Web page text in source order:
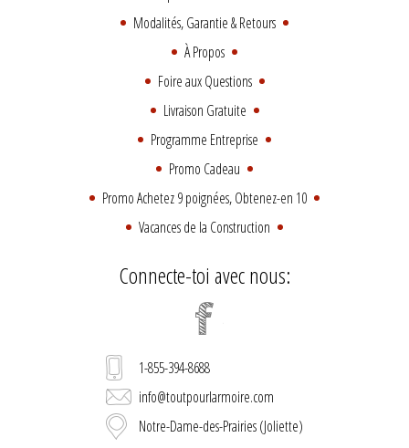
Modalités, Garantie & Retours
À Propos
Foire aux Questions
Livraison Gratuite
Programme Entreprise
Promo Cadeau
Promo Achetez 9 poignées, Obtenez-en 10
Vacances de la Construction
Connecte-toi avec nous:
1-855-394-8688
info@toutpourlarmoire.com
Notre-Dame-des-Prairies (Joliette)